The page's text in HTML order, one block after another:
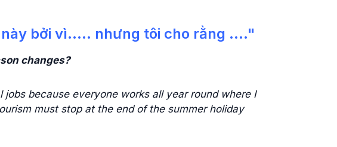
bởi vì..... nhưng tôi cho rằng ...."
changes?
jobs because everyone works all year round where I
must stop at the end of the summer holiday